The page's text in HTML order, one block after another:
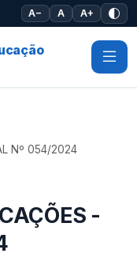
A− A A+
Nº 054/2024
-